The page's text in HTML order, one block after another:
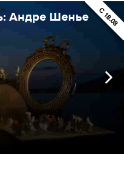
С 18.08
Андре Шенье